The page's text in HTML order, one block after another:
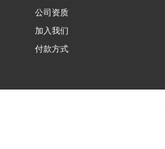
公司资质
加入我们
付款方式